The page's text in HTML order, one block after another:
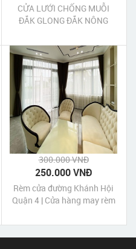
CỬA LƯỚI CHỐNG MUỖI
ĐẮK GLONG ĐẮK NÔNG
300.000 VNĐ
250.000 VNĐ
Rèm cửa đường Khánh Hội
Quận 4 | Cửa hàng may rèm
HCM